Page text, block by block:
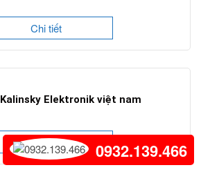
Chi tiết
Elektronik việt nam
Chi tiết 0932.139.466